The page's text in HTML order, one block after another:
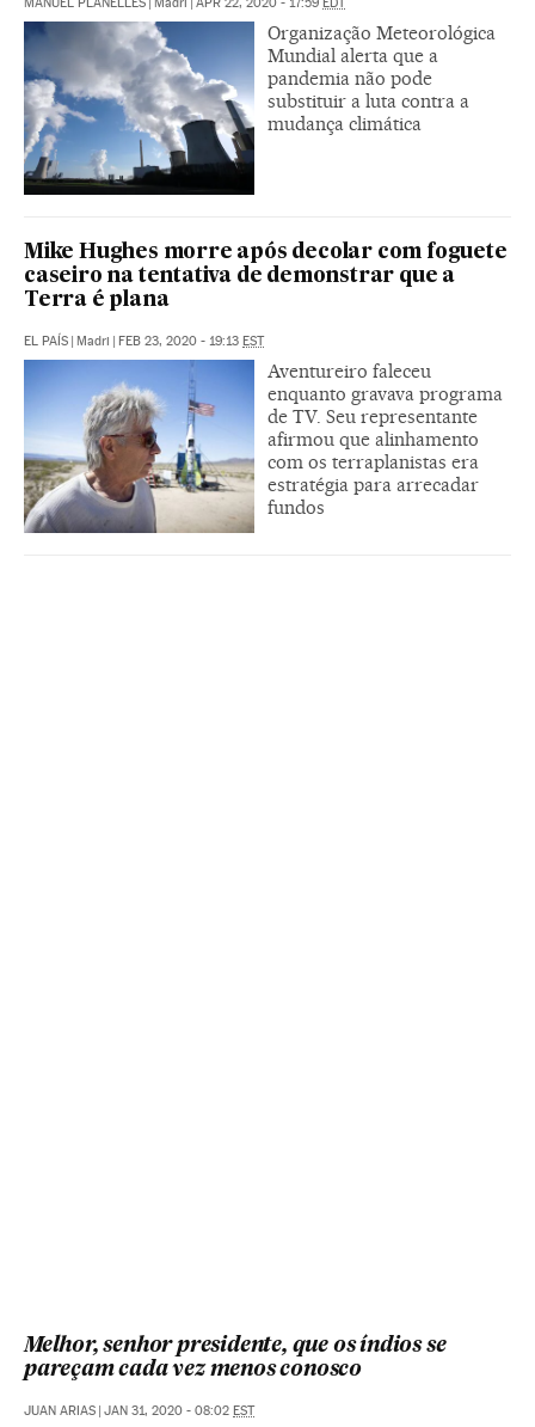
Organização Meteorológica
Mundial alerta que a
pandemia não pode
substituir a luta contra a
mudança climática
Mike Hughes morre após decolar com foguete
caseiro na tentativa de demonstrar que a
Terra é plana
EL PAÍS | Madri | FEB 23, 2020 - 19:13 EST
Aventureiro faleceu
enquanto gravava programa
de TV. Seu representante
afirmou que alinhamento
com os terraplanistas era
estratégia para arrecadar
fundos
Melhor, senhor presidente, que os índios se
pareçam cada vez menos conosco
JUAN ARIAS | JAN 31, 2020 - 08:02 EST